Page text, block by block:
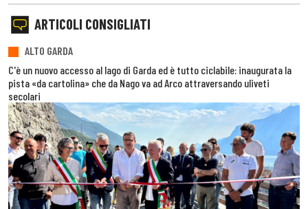
ARTICOLI CONSIGLIATI
ALTO GARDA
C'è un nuovo accesso al lago di Garda ed è tutto ciclabile: inaugurata la
pista «da cartolina» che da Nago va ad Arco attraversando uliveti
secolari